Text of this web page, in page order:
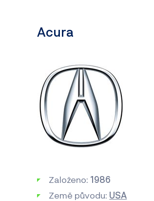
Acura
Založeno: 1986
Země původu: USA